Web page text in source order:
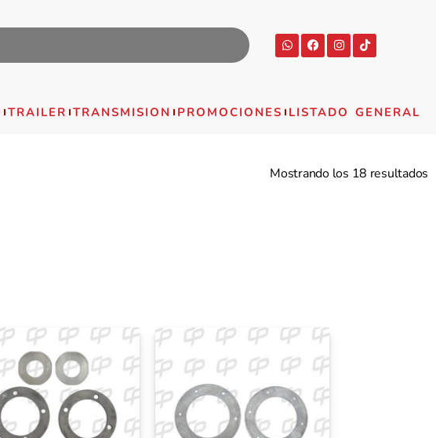
TRAILER TRANSMISION PROMOCIONES LISTADO GENERAL
Mostrando los 18 resultados